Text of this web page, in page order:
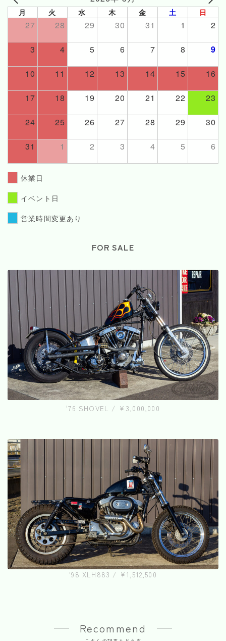
月 火 水 木 金 土 日
27 28 29 30 31 1 2
3 4 5 6 7 8 9
10 11 12 13 14 15 16
17 18 19 20 21 22 23
24 25 26 27 28 29 30
31 1 2 3 4 5 6
休業日
イベント日
営業時間変更あり
FOR SALE
'76 SHOVEL / ¥3,000,000
'98 XLH883 / ¥1,512,500
Recommend